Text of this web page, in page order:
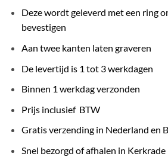
Deze wordt geleverd met een ring
bevestigen
Aan twee kanten laten graveren
De levertijd is 1 tot 3 werkdagen
Binnen 1 werkdag verzonden
Prijs inclusief BTW
Gratis verzending in Nederland en
Snel bezorgd of afhalen in Kerkrade